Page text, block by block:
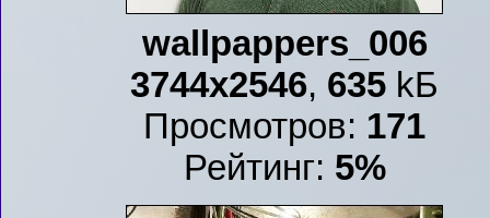
wallpappers_006
3744x2546, 635 kБ
Просмотров: 171
Рейтинг: 5%